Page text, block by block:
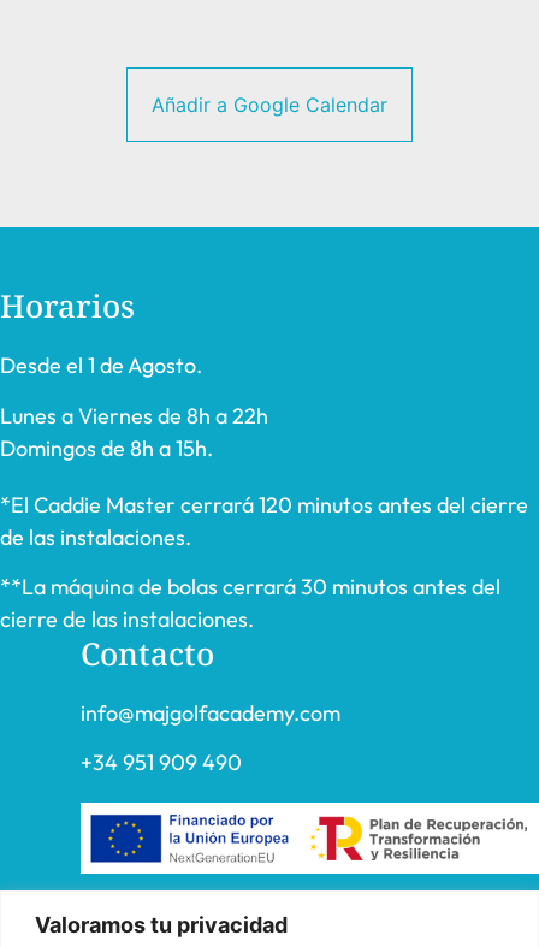
Valoramos tu privacidad
Añadir a Google Calendar
Horarios
Desde el 1 de Agosto.
Lunes a Viernes de 8h a 22h
Domingos de 8h a 15h.
*El Caddie Master cerrará 120 minutos antes del cierre
de las instalaciones.
**La máquina de bolas cerrará 30 minutos antes del
cierre de las instalaciones.
Contacto
info@majgolfacademy.com
+34 951 909 490
«FADE AND DRAW TARGET S.L. ha recibido una ayuda de la
Unión Europea con cargo al Programa Operativo FEDER de